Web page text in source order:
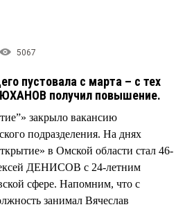
5067
пустовала с марта – с тех
получил повышение.
закрыло вакансию
подразделения. На днях
в Омской области стал 46-
ДЕНИСОВ с 24-летним
сфере. Напомним, что с
занимал Вячеслав